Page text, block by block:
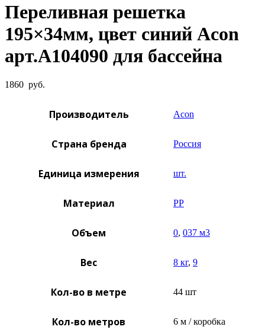
Переливная решетка
195×34мм, цвет синий Acon
арт.A104090 для бассейна
1860 руб.
Производитель Acon
Страна бренда Россия
Единица измерения шт.
Материал PP
Объем 0, 037 м3
Вес 8 кг, 9
Кол-во в метре 44 шт
Кол-во метров 6 м / коробка